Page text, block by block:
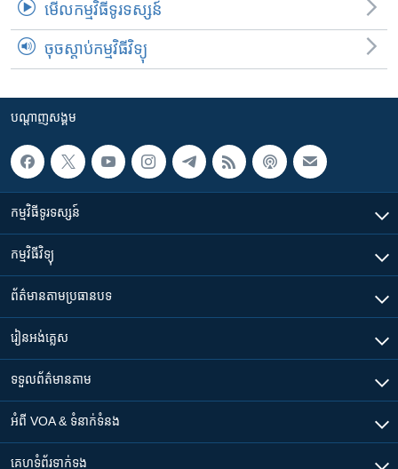
មើល​កម្មវិធី​ទូរទស្សន៍
ចុចស្តាប់កម្មវិធីវិទ្យុ
បណ្តាញ​សង្គម
កម្មវិធី​ទូរទស្សន៍
កម្មវិធី​វិទ្យុ
ព័ត៌មាន​តាមប្រធានបទ​
រៀន​​អង់គ្លេស
ទទួល​ព័ត៌មាន​តាម
អំពី​ VOA & ទំនាក់ទំនង
គេហទំព័រ​​ទាក់ទង